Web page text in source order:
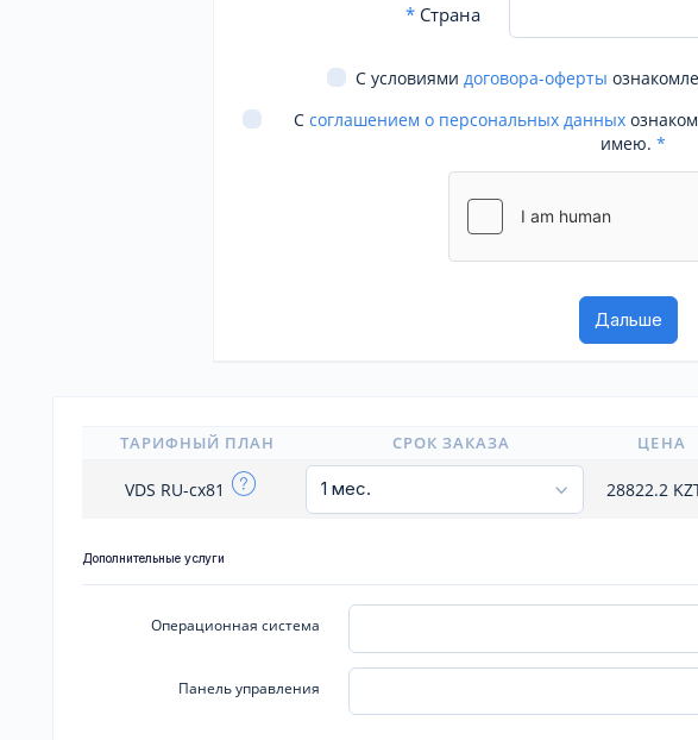
*Страна
С условиями договора-оферты
С соглашением о персональных данных
имею. *
ТАРИФНЫЙ ПЛАН СРОК ЗАКАЗА ЦЕНА
VDS RU-cx81 28822.2
Дополнительные услуги
Операционная система
Панель управления